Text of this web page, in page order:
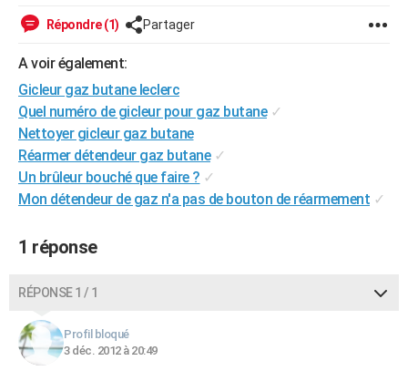
Forum
Aménagement intérieur
Extérieur
Cuisine
Salle de bains
Jardinage
Rangement
WEEK-END
Guides de France
Escapades
Patrimoine
Expositions
Musées
Week-end nature
+LIFESTYLE
Art de vivre
Bien-être
Loisirs
Mode
Modes de vie
SANTE
Alimentation
Guide de la santé
Maladies
Médicaments
Sommeil
VOYAGE
Destinations
City break
Voyage nature
Voyage de noces
Forum
Climat
+PHOTO
BONS PLANS
CARTE DE VOEUX
Carte de Noël
Carte Bonne année
Carte Saint-Valentin
Carte Pâques
Carte d'anniversaire
DICTIONNAIRE
Dictionnaire
Biographies
Citations
Expressions
Proverbes
PROGRAMME TV
Répondre (1) Partager
A voir également:
Gicleur gaz butane leclerc
Quel numéro de gicleur pour gaz butane ✓
Nettoyer gicleur gaz butane
Réarmer détendeur gaz butane ✓
Un brûleur bouché que faire ? ✓
Mon détendeur de gaz n'a pas de bouton de réarmement ✓
1 réponse
RÉPONSE 1 / 1
Profil bloqué
3 déc. 2012 à 20:49